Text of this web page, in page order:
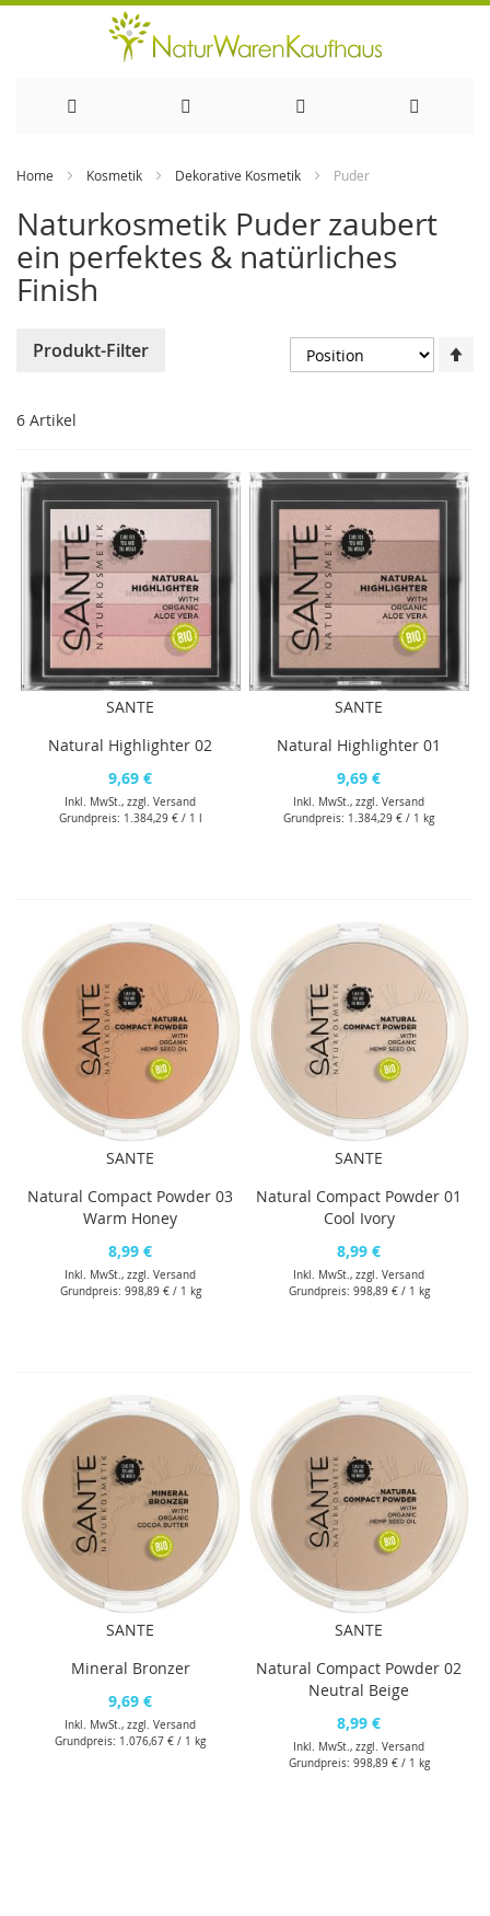
Inhalt
Home Kosmetik Dekorative Kosmetik Puder
Naturkosmetik Puder zaubert
ein perfektes & natürliches
Finish
6 Artikel
SANTE
Natural Highlighter 02
9,69 €
Inkl. MwSt., zzgl.Versand
Grundpreis: 1.384,29 €/ 1 l
SANTE
Natural Highlighter 01
9,69 €
Inkl. MwSt., zzgl.Versand
Grundpreis: 1.384,29 € / 1 kg
SANTE
Natural Compact Powder 03
Warm Honey
8,99 €
Inkl. MwSt., zzgl.Versand
Grundpreis: 998,89 €/ 1 kg
SANTE
Natural Compact Powder 01
Cool Ivory
8,99 €
Inkl. MwSt., zzgl.Versand
Grundpreis: 998,89 €/ 1 kg
SANTE
Mineral Bronzer
9,69 €
Inkl. MwSt., zzgl.Versand
Grundpreis: 1.076,67 € / 1 kg
SANTE
Natural Compact Powder 02
Neutral Beige
8,99 €
Inkl. MwSt., zzgl.Versand
Grundpreis: 998,89 €/ 1 kg
Produkt-Filter